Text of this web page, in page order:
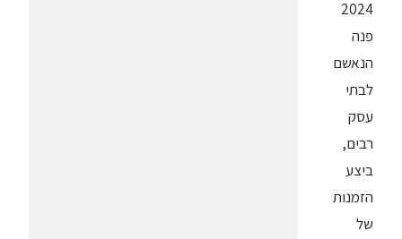
2024
פנה
הנאשם
לבתי
עסק
רבים,
ביצע
הזמנות
של